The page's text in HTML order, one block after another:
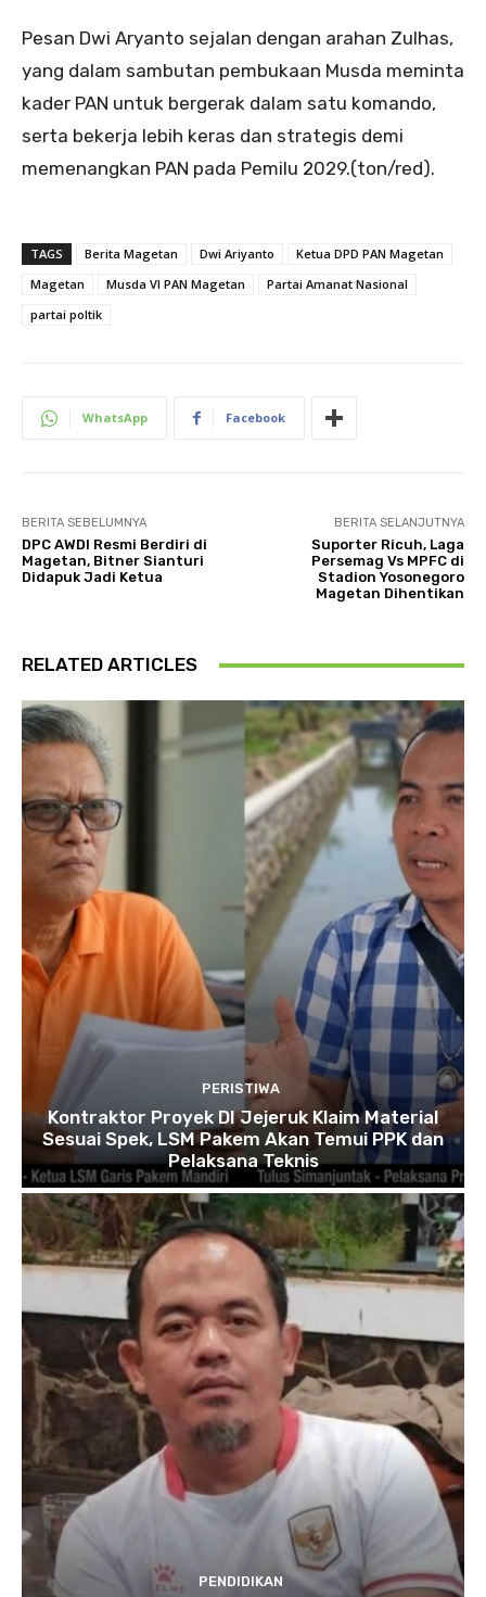
​Pesan Dwi Aryanto sejalan dengan arahan Zulhas,
yang dalam sambutan pembukaan Musda meminta
kader PAN untuk bergerak dalam satu komando,
serta bekerja lebih keras dan strategis demi
memenangkan PAN pada Pemilu 2029.(ton/red).
TAGS Berita Magetan Dwi Ariyanto
Ketua DPD PAN Magetan
Magetan
Musda VI PAN Magetan
Partai Amanat Nasional
partai poltik
WhatsApp Facebook
BERITA SEBELUMNYA
DPC AWDI Resmi Berdiri di
Magetan, Bitner Sianturi
Didapuk Jadi Ketua
BERITA SELANJUTNYA
Suporter Ricuh, Laga
Persemag Vs MPFC di
Stadion Yosonegoro
Magetan Dihentikan
RELATED ARTICLES
PERISTIWA
Kontraktor Proyek DI Jejeruk Klaim Material
Sesuai Spek, LSM Pakem Akan Temui PPK dan
Pelaksana Teknis
PENDIDIKAN